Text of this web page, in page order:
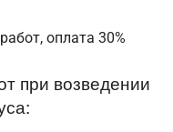
оплата 30%
при возведении